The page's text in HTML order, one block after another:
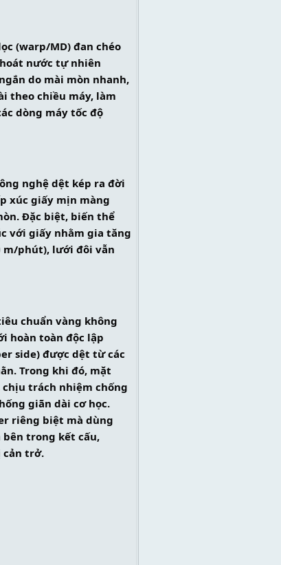
(warp/MD) đan chéo
nước tự nhiên
do mài mòn nhanh,
theo chiều máy, làm
dòng máy tốc độ
nghệ dệt kép ra đời
xúc giấy mịn màng
Đặc biệt, biến thể
với giấy nhằm gia tăng
m/phút), lưới đôi vẫn
chuẩn vàng không
hoàn toàn độc lập
side) được dệt từ các
Trong khi đó, mặt
trách nhiệm chống
giãn dài cơ học.
riêng biệt mà dùng
trong kết cấu,
cản trở.